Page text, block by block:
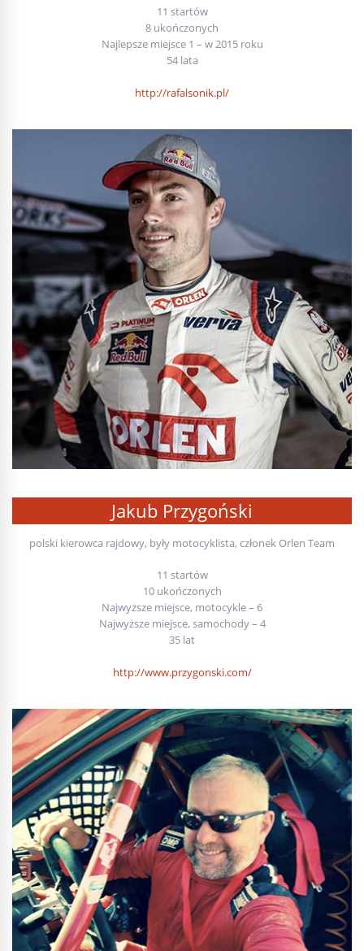
11 startów
8 ukończonych
Najlepsze miejsce 1 – w 2015 roku
54 lata
http://rafalsonik.pl/
Jakub Przygoński
polski kierowca rajdowy, były motocyklista, członek Orlen Team
11 startów
10 ukończonych
Najwyższe miejsce, motocykle – 6
Najwyższe miejsce, samochody – 4
35 lat
http://www.przygonski.com/